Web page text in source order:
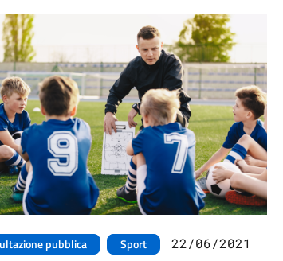
pubblica Sport 22/06/2021